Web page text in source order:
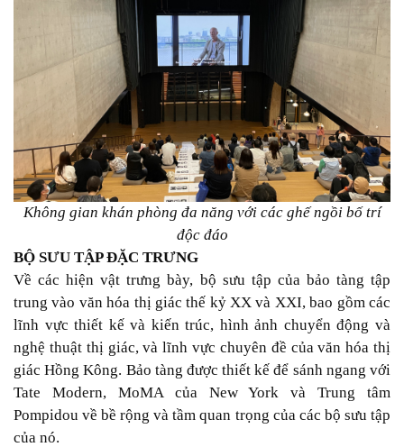
Không gian khán phòng đa năng với các ghế ngồi bố trí
độc đáo
BỘ SƯU TẬP ĐẶC TRƯNG
Về các hiện vật trưng bày, bộ sưu tập của bảo tàng tập
trung vào văn hóa thị giác thế kỷ XX và XXI, bao gồm các
lĩnh vực thiết kế và kiến trúc, hình ảnh chuyển động và
nghệ thuật thị giác, và lĩnh vực chuyên đề của văn hóa thị
giác Hồng Kông. Bảo tàng được thiết kế để sánh ngang với
Tate Modern, MoMA của New York và Trung tâm
Pompidou về bề rộng và tầm quan trọng của các bộ sưu tập
của nó.